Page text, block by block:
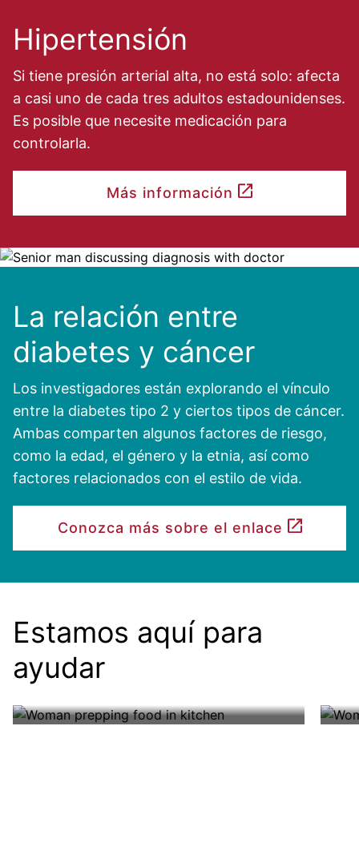
Hipertensión
Si tiene presión arterial alta, no está solo: afecta
a casi uno de cada tres adultos estadounidenses.
Es posible que necesite medicación para
controlarla.
Más información
La relación entre
diabetes y cáncer
Los investigadores están explorando el vínculo
entre la diabetes tipo 2 y ciertos tipos de cáncer.
Ambas comparten algunos factores de riesgo,
como la edad, el género y la etnia, así como
factores relacionados con el estilo de vida.
Conozca más sobre el enlace
Image
Estamos aquí para
ayudar
Image
Nutrición
Cuando usted controla la diabetes y la
prediabetes, su plan de alimentación
es una herramienta poderosa.
Más información
Image